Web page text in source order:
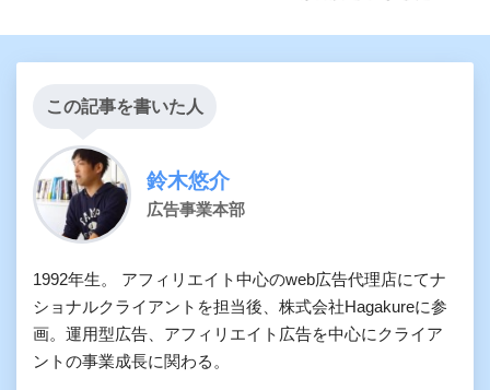
この記事を書いた人
鈴木悠介
広告事業本部
1992年生。 アフィリエイト中心のweb広告代理店にてナ
ショナルクライアントを担当後、株式会社Hagakureに参
画。運用型広告、アフィリエイト広告を中心にクライア
ントの事業成長に関わる。